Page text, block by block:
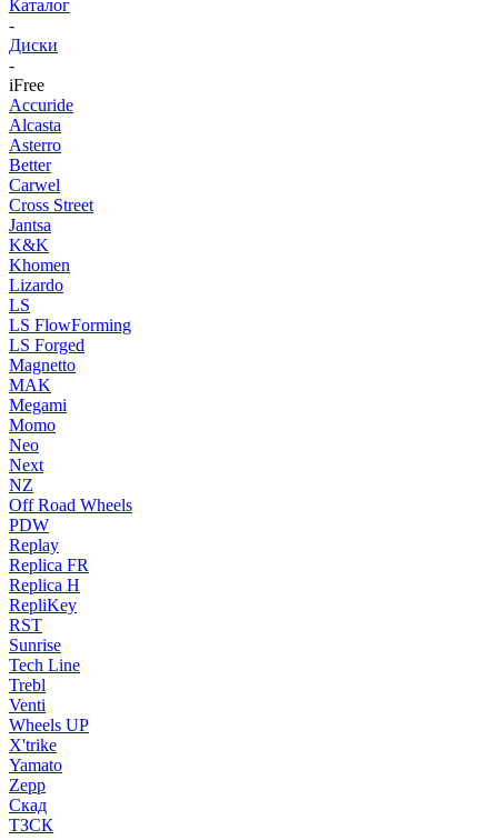
Каталог
-
Диски
-
iFree
Accuride
Alcasta
Asterro
Better
Carwel
Cross Street
Jantsa
K&K
Khomen
Lizardo
LS
LS FlowForming
LS Forged
Magnetto
MAK
Megami
Momo
Neo
Next
NZ
Off Road Wheels
PDW
Replay
Replica FR
Replica H
RepliKey
RST
Sunrise
Tech Line
Trebl
Venti
Wheels UP
X'trike
Yamato
Zepp
Скад
ТЗСК